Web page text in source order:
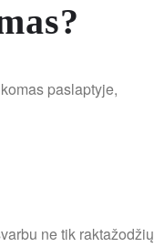
paslaptyje,
ne tik raktažodžių